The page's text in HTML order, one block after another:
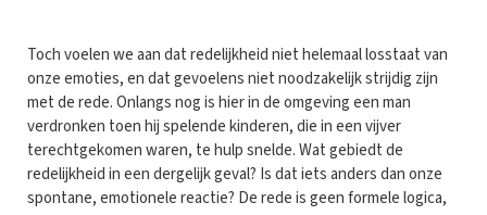
Toch voelen we aan dat redelijkheid niet helemaal losstaat van
onze emoties, en dat gevoelens niet noodzakelijk strijdig zijn
met de rede. Onlangs nog is hier in de omgeving een man
verdronken toen hij spelende kinderen, die in een vijver
terechtgekomen waren, te hulp snelde. Wat gebiedt de
redelijkheid in een dergelijk geval? Is dat iets anders dan onze
spontane, emotionele reactie? De rede is geen formele logica,